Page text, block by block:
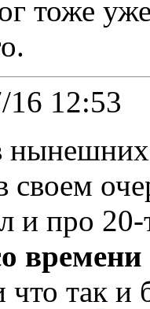
тоже
16
своем
и про
времени
так и